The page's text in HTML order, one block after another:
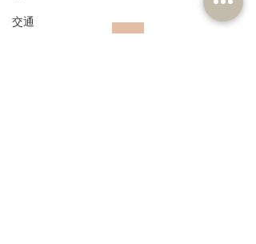
交通